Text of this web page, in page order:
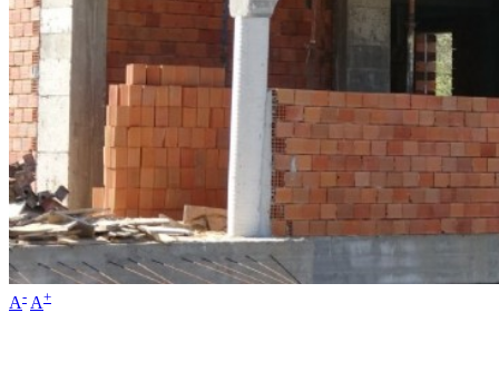
A- A+